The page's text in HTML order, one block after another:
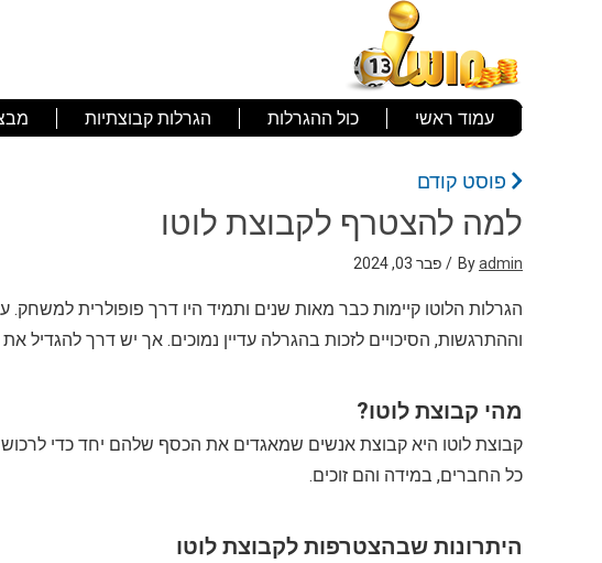
עמוד ראשי כול ההגרלות הגרלות קבוצתיות
פוסט קודם
למה להצטרף לקבוצת לוטו
Byadmin / פבר 03, 2024
הגרלות הלוטו קיימות כבר מאות שנים ותמיד היו דרך פופולרית
וההתרגשות, הסיכויים לזכות בהגרלה עדיין נמוכים. אך יש דרך להגדיל
מהי קבוצת לוטו?
קבוצת לוטו היא קבוצת אנשים שמאגדים את הכסף שלהם יחד כדי
כל החברים, במידה והם זוכים.
היתרונות שבהצטרפות לקבוצת לוטו